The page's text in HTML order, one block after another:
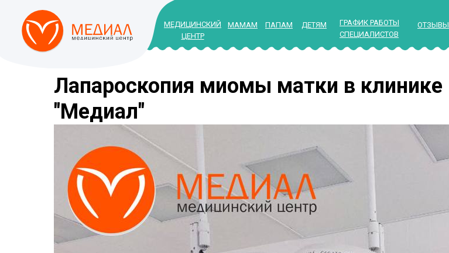
МЕДИЦИНСКИЙ
ЦЕНТР
МАМАМ ПАПАМ ДЕТЯМ
ГРАФИК РАБОТЫ
СПЕЦИАЛИСТОВ
ОТЗЫВЫ
Лапароскопия миомы матки в клинике
"Медиал"